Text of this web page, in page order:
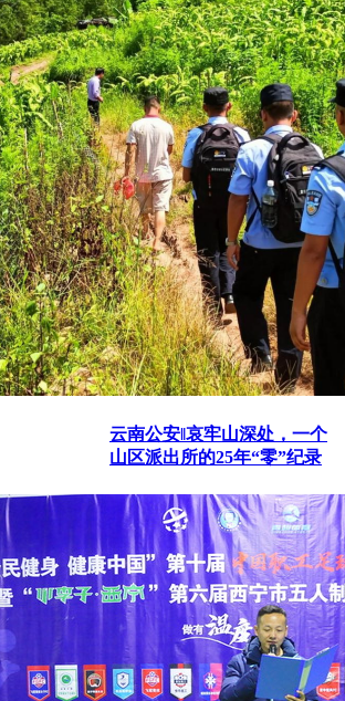
云南公安‖哀牢山深处，一个
山区派出所的25年“零”纪录